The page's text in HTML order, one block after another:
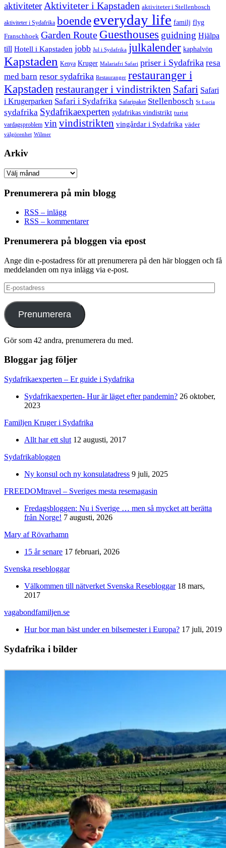
aktiviteterAktiviteter i Kapstaden aktiviteter i Stellenbosch
aktiviteter i Sydafrika boende everyday life familj flyg
Franschhoek Garden Route Guesthouses guidning Hjälpa
till Hotell i Kapstaden jobb Jul i Sydafrika julkalender kaphalvön
Kapstaden Kenya Kruger Malariafri Safari priser i Sydafrika resa
med barn resor sydafrika Restauranger restauranger i
Kapstaden restauranger i vindistrikten Safari Safari
i Krugerparken Safari i Sydafrika Safaripaket Stellenbosch St Lucia
sydafrika Sydafrikaexperten sydafrikas vindistrikt turist
vardagsproblem vinvindistrikten vingårdar i Sydafrika väder
välgörenhet Wilmer
Arkiv
Arkiv
Prenumerera på min blogg
RSS – inlägg
RSS – kommentarer
Prenumerera på bloggen via epost
Ange din e-postadress för att prenumerera på den här bloggen och få
meddelanden om nya inlägg via e-post.
E-
postadress
Prenumerera
Gör som 42 andra, prenumerera du med.
Bloggar jag följer
Sydafrikaexperten – Er guide i Sydafrika
Sydafrikaexperten- Hur är läget efter pandemin? 26 oktober,
2023
Familjen Kruger i Sydafrika
Allt har ett slut 12 augusti, 2017
Sydafrikabloggen
Ny konsul och ny konsulatadress 9 juli, 2025
FREEDOMtravel – Sveriges mesta resemagasin
Fredagsbloggen: Nu i Sverige … men så mycket att berätta
från Norge! 7 augusti, 2026
Mary af Rövarhamn
15 år senare 17 februari, 2026
Svenska resebloggar
Välkommen till nätverket Svenska Resebloggar 18 mars,
2017
vagabondfamiljen.se
Hur bor man bäst under en bilsemester i Europa? 17 juli, 2019
Sydafrika i bilder